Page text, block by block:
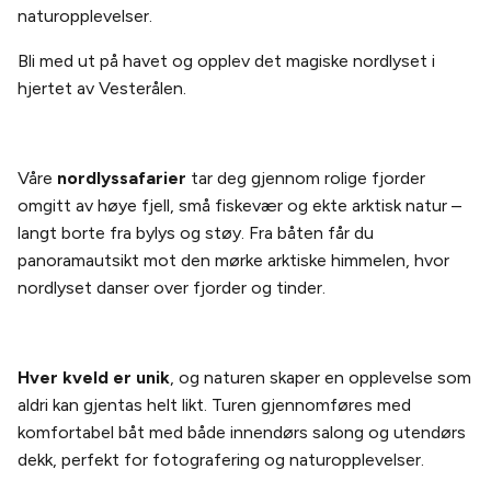
naturopplevelser.
Bli med ut på havet og opplev det magiske nordlyset i
hjertet av Vesterålen.
Våre nordlyssafarier tar deg gjennom rolige fjorder
omgitt av høye fjell, små fiskevær og ekte arktisk natur –
langt borte fra bylys og støy. Fra båten får du
panoramautsikt mot den mørke arktiske himmelen, hvor
nordlyset danser over fjorder og tinder.
Hver kveld er unik , og naturen skaper en opplevelse som
aldri kan gjentas helt likt. Turen gjennomføres med
komfortabel båt med både innendørs salong og utendørs
dekk, perfekt for fotografering og naturopplevelser.